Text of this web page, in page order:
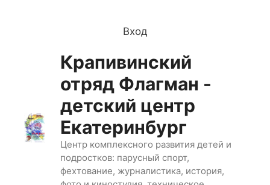
Вход
Крапивинский
отряд Флагман -
детский центр
Екатеринбург
Центр комплексного развития детей и
подростков: парусный спорт,
фехтование, журналистика, история,